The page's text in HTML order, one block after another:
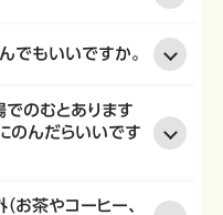
でもいいですか。
のむとあります
のんだらいいです
お茶やコーヒー、